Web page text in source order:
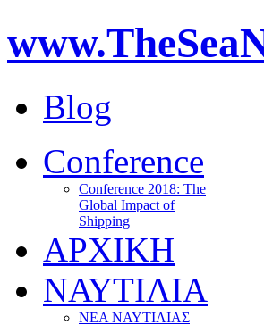
Blog
Conference
Conference 2018: The
Global Impact of
Shipping
ΑΡΧΙΚΗ
ΝΑΥΤΙΛΙΑ
ΝΕΑ ΝΑΥΤΙΛΙΑΣ